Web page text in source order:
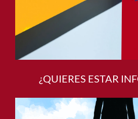
¿QUIERES ESTAR